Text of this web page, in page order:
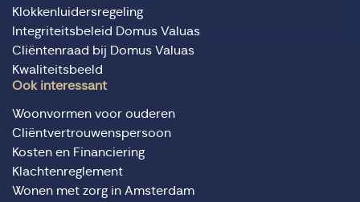
Klokkenluidersregeling
Integriteitsbeleid Domus Valuas
Cliëntenraad bij Domus Valuas
Kwaliteitsbeeld
Ook interessant
Woonvormen voor ouderen
Cliëntvertrouwenspersoon
Kosten en Financiering
Klachtenreglement
Wonen met zorg in Amsterdam